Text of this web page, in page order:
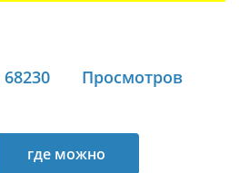
Просмотров
где можно